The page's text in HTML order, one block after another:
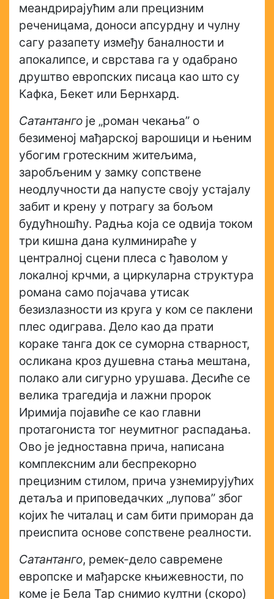
меандрирајућим али прецизним
реченицама, доноси апсурдну и чулну
сагу разапету између баналности и
апокалипсе, и сврстава га у одабрано
друштво европских писаца као што су
Кафка, Бекет или Бернхард.
Сатантанго је „роман чекања” о
безименој мађарској варошици и њеним
убогим гротескним житељима,
заробљеним у замку сопствене
неодлучности да напусте своју устајалу
забит и крену у потрагу за бољом
будућношћу. Радња која се одвија током
три кишна дана кулминираће у
централној сцени плеса с ђаволом у
локалној крчми, а циркуларна структура
романа само појачава утисак
безизлазности из круга у ком се паклени
плес одиграва. Дело као да прати
кораке танга док се суморна стварност,
осликана кроз душевна стања мештана,
полако али сигурно урушава. Десиће се
велика трагедија и лажни пророк
Иримија појавиће се као главни
протагониста тог неумитног распадања.
Ово је једноставна прича, написана
комплексним али беспрекорно
прецизним стилом, прича узнемирујућих
детаља и приповедачких „лупова” због
којих ће читалац и сам бити приморан да
преиспита основе сопствене реалности.
Сатантанго, ремек-дело савремене
европске и мађарске књижевности, по
коме је Бела Тар снимио култни (скоро)